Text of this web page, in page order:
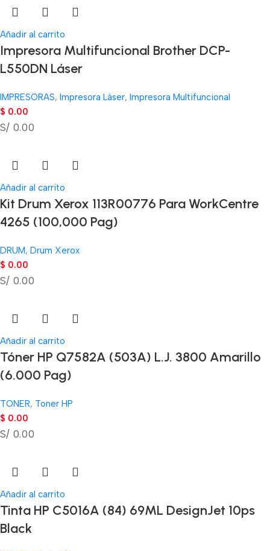
Añadir al carrito
Impresora Multifuncional Brother DCP-
L550DN Láser
IMPRESORAS, Impresora Láser, Impresora Multifuncional
$ 0.00
S/ 0.00
Añadir al carrito
Kit Drum Xerox 113R00776 Para WorkCentre
4265 (100,000 Pag)
DRUM, Drum Xerox
$ 0.00
S/ 0.00
Añadir al carrito
Tóner HP Q7582A (503A) L.J. 3800 Amarillo
(6.000 Pag)
TONER, Toner HP
$ 0.00
S/ 0.00
Añadir al carrito
Tinta HP C5016A (84) 69ML DesignJet 10ps
Black